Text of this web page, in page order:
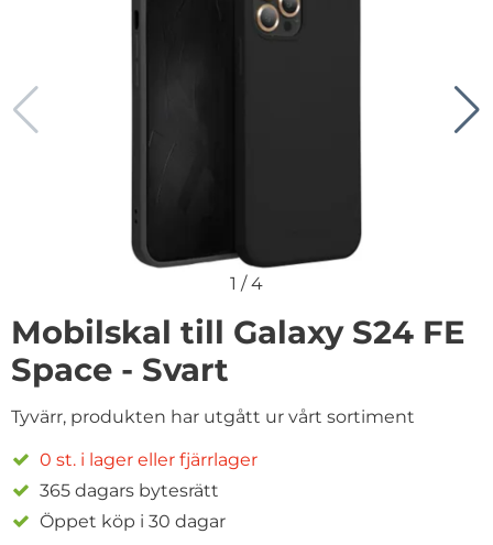
1 /4
Mobilskal till Galaxy S24 FE
Space - Svart
Tyvärr, produkten har utgått ur vårt sortiment
0 st. i lager eller fjärrlager
365 dagars bytesrätt
Öppet köp i 30 dagar